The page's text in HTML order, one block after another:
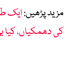
مزید پڑھیں:ایک
کی دھمکیاں، کیا